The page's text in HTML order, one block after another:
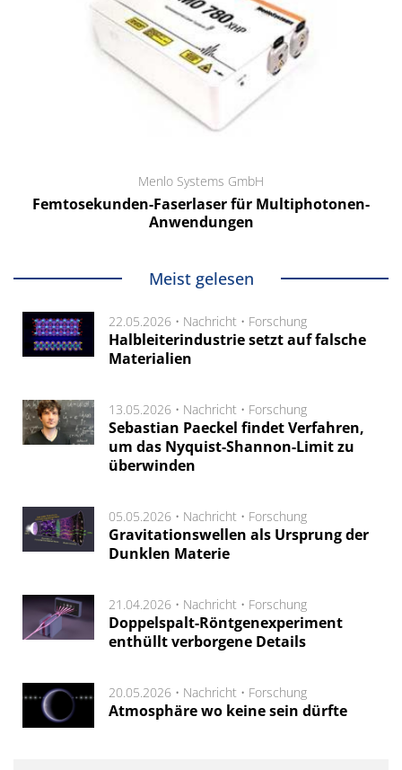
Menlo Systems GmbH
Femtosekunden-Faserlaser für Multiphotonen-
Anwendungen
Meist gelesen
22.05.2026 • Nachricht • Forschung
Halbleiterindustrie setzt auf falsche
Materialien
13.05.2026 • Nachricht • Forschung
Sebastian Paeckel findet Verfahren,
um das Nyquist-Shannon-Limit zu
überwinden
05.05.2026 • Nachricht • Forschung
Gravitationswellen als Ursprung der
Dunklen Materie
21.04.2026 • Nachricht • Forschung
Doppelspalt-Röntgenexperiment
enthüllt verborgene Details
20.05.2026 • Nachricht • Forschung
Atmosphäre wo keine sein dürfte